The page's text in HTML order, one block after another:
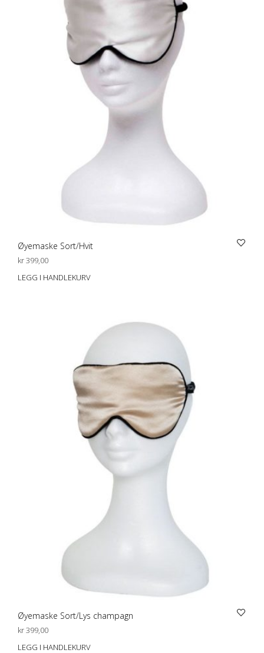
Øyemaske Sort/Hvit
kr399,00
LEGG I HANDLEKURV
Øyemaske Sort/Lys champagn
kr399,00
LEGG I HANDLEKURV